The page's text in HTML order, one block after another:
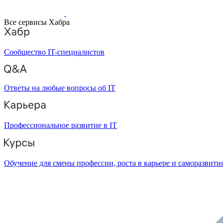
Все сервисы Хабра
Сообщество IT-специалистов
Ответы на любые вопросы об IT
Профессиональное развитие в IT
Обучение для смены профессии, роста в карьере и